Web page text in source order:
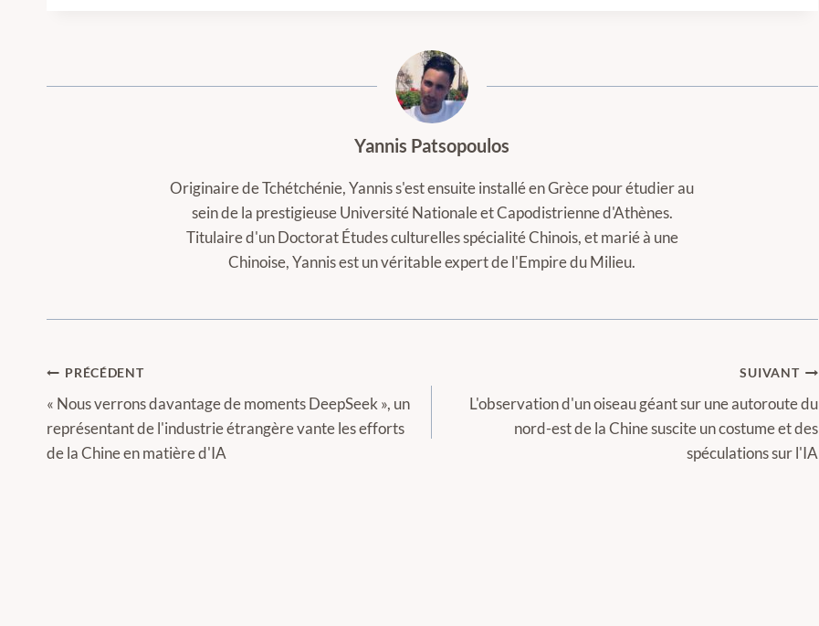
Yannis Patsopoulos
Originaire de Tchétchénie, Yannis s'est ensuite installé en Grèce pour étudier au
sein de la prestigieuse Université Nationale et Capodistrienne d'Athènes.
Titulaire d'un Doctorat Études culturelles spécialité Chinois, et marié à une
Chinoise, Yannis est un véritable expert de l'Empire du Milieu.
Navigation
de
l’article
PRÉCÉDENT
« Nous verrons davantage de moments DeepSeek », un
représentant de l'industrie étrangère vante les efforts
de la Chine en matière d'IA
SUIVANT
L'observation d'un oiseau géant sur une autoroute du
nord-est de la Chine suscite un costume et des
spéculations sur l'IA